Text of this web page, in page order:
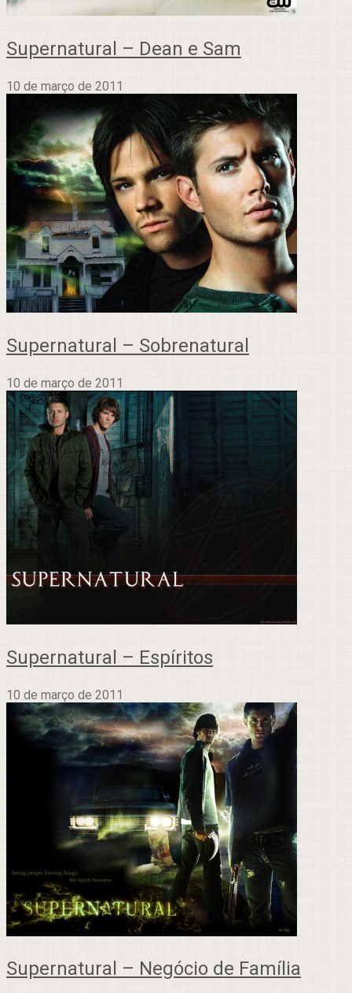
Supernatural – Dean e Sam
10 de março de 2011
Supernatural – Sobrenatural
10 de março de 2011
Supernatural – Espíritos
10 de março de 2011
Supernatural – Negócio de Família